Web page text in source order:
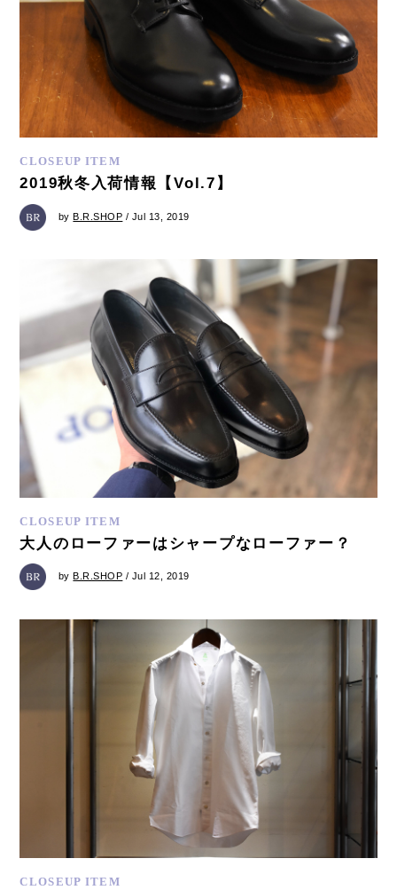
CLOSEUP ITEM
2019秋冬入荷情報【Vol.7】
byB.R.SHOP / Jul 13, 2019
CLOSEUP ITEM
大人のローファーはシャープなローファー？
by B.R.SHOP / Jul 12, 2019
CLOSEUP ITEM